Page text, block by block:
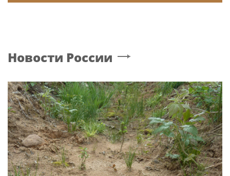
Новости России